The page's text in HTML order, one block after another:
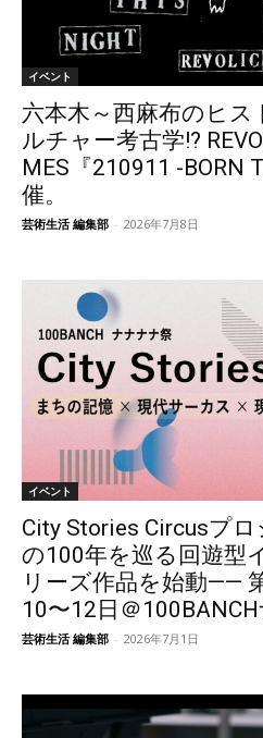
イベント
六本木～西麻布のヒス
ルチャー考古学!?
MES『210911 -BORN
催。
芸術生活 編集部 - 2026年7月8日
イベント
City Stories Circusプ
の100年を巡る回遊型
リーズ作品を始動——
10〜12日＠
芸術生活 編集部 - 2026年7月1日